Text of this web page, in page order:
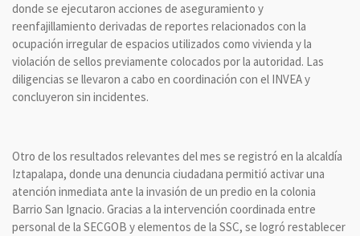
donde se ejecutaron acciones de aseguramiento y
reenfajillamiento derivadas de reportes relacionados con la
ocupación irregular de espacios utilizados como vivienda y la
violación de sellos previamente colocados por la autoridad. Las
diligencias se llevaron a cabo en coordinación con el INVEA y
concluyeron sin incidentes.
Otro de los resultados relevantes del mes se registró en la alcaldía
Iztapalapa, donde una denuncia ciudadana permitió activar una
atención inmediata ante la invasión de un predio en la colonia
Barrio San Ignacio. Gracias a la intervención coordinada entre
personal de la SECGOB y elementos de la SSC, se logró restablecer